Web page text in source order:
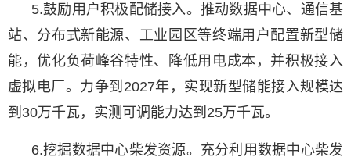
5.鼓励用户积极配储接入。推动数据中心、通信基
站、分布式新能源、工业园区等终端用户配置新型储
能，优化负荷峰谷特性、降低用电成本，并积极接入
虚拟电厂。力争到2027年，实现新型储能接入规模达
到30万千瓦，实测可调能力达到25万千瓦。
6.挖掘数据中心柴发资源。充分利用数据中心柴发